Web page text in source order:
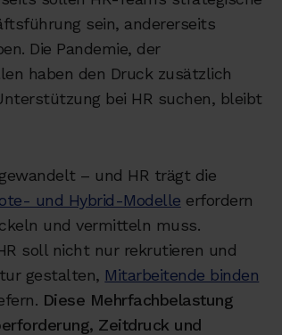
sein, andererseits
Die Pandemie, der
haben den Druck zusätzlich
bei HR suchen, bleibt
– und HR trägt die
und Hybrid-Modelle erfordern
und vermitteln muss.
soll nicht nur rekrutieren und
gestalten, Mitarbeitende binden
Diese Mehrfachbelastung
Zeitdruck und